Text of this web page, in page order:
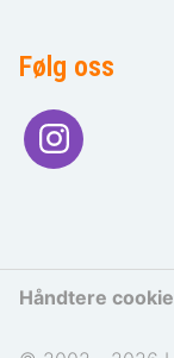
Følg oss
Håndtere